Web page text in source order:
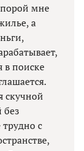
мне
а
в поиске
скучной
без
с